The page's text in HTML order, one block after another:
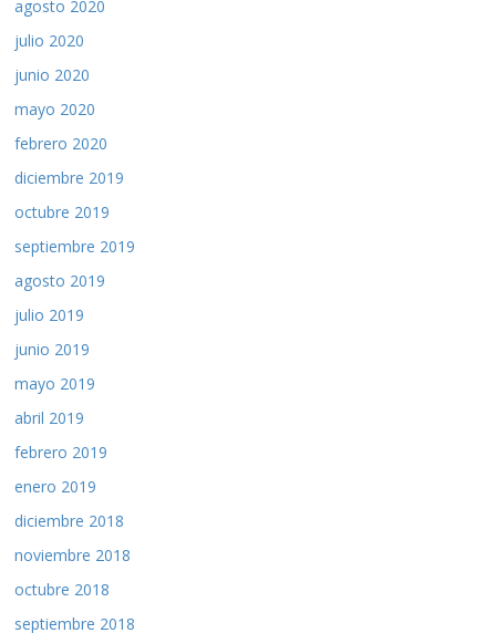
agosto 2020
julio 2020
junio 2020
mayo 2020
febrero 2020
diciembre 2019
octubre 2019
septiembre 2019
agosto 2019
julio 2019
junio 2019
mayo 2019
abril 2019
febrero 2019
enero 2019
diciembre 2018
noviembre 2018
octubre 2018
septiembre 2018